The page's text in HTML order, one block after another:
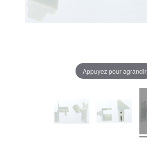
Appuyez pour agrandir